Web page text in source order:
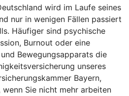
wird im Laufe seines
nur in wenigen Fällen passiert
Häufiger sind psychische
Burnout oder eine
Bewegungsapparats die
unseres
Bayern,
Sie nicht mehr arbeiten